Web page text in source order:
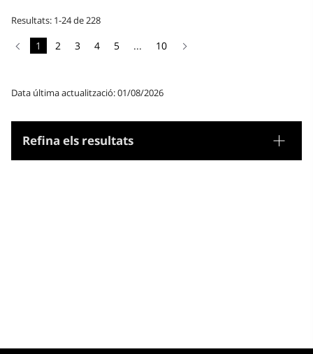
Refina els resultats
Tesaurus
Resultats: 1-24 de 228
1 2 3 4 5 ... 10
Data última actualització: 01/08/2026